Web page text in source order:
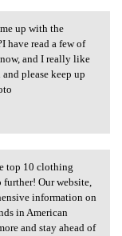
u
up with the
have read a few of
and I really like
please keep up
the
top 10 clothing
Our website,
information on
in American
and stay ahead of